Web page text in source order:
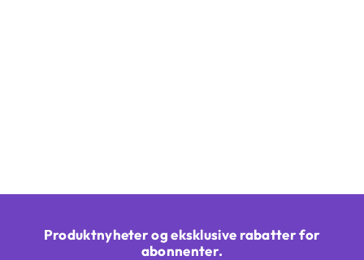
Produktnyheter og eksklusive rabatter for
abonnenter.